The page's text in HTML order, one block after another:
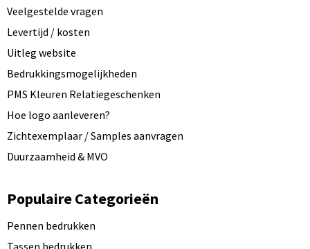
Veelgestelde vragen
Levertijd / kosten
Uitleg website
Bedrukkingsmogelijkheden
PMS Kleuren Relatiegeschenken
Hoe logo aanleveren?
Zichtexemplaar / Samples aanvragen
Duurzaamheid & MVO
Populaire Categorieën
Pennen bedrukken